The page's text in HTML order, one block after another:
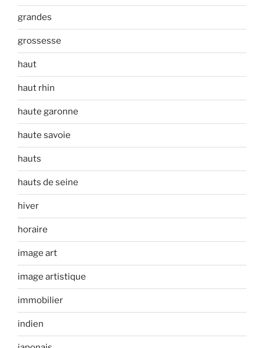
grandes
grossesse
haut
haut rhin
haute garonne
haute savoie
hauts
hauts de seine
hiver
horaire
image art
image artistique
immobilier
indien